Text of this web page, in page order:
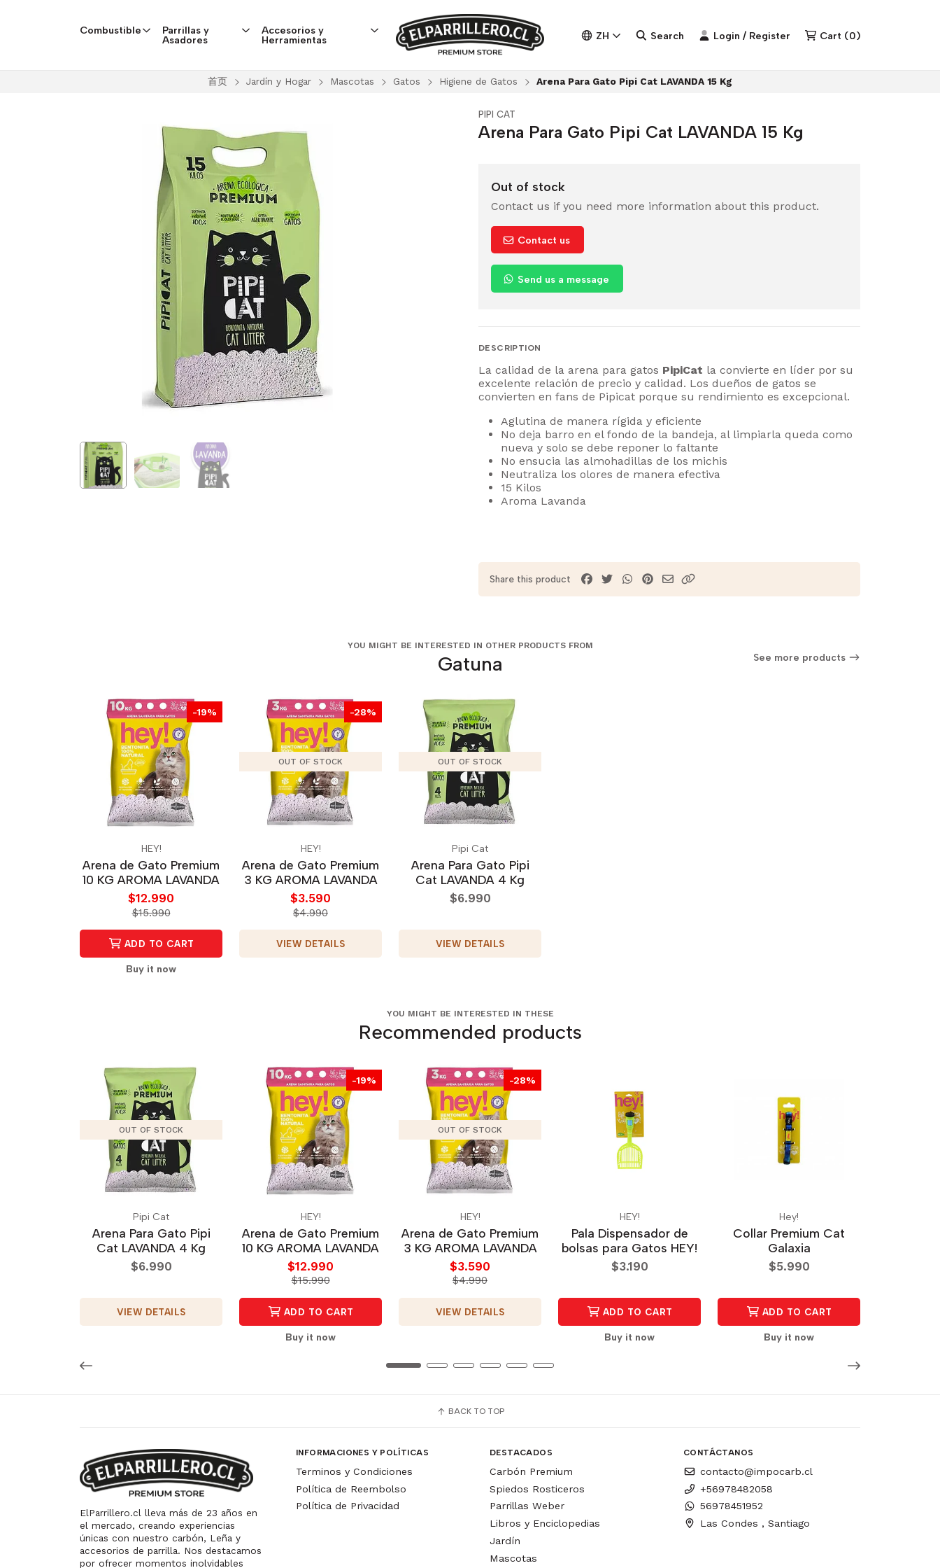
Combustible Parrillas y
Asadores
Accesorios y
Herramientas ZH Search Login / Register Cart (0)
首页 Jardín y Hogar Mascotas Gatos Higiene de Gatos Arena Para Gato Pipi Cat LAVANDA 15 Kg
PIPI CAT
Arena Para Gato Pipi Cat LAVANDA 15 Kg
Out of stock
Contact us if you need more information about this product.
Contact us
Send us a message
DESCRIPTION
La calidad de la arena para gatos PipiCat la convierte en líder por su
excelente relación de precio y calidad. Los dueños de gatos se
convierten en fans de Pipicat porque su rendimiento es excepcional.
Aglutina de manera rígida y eficiente
No deja barro en el fondo de la bandeja, al limpiarla queda como
nueva y solo se debe reponer lo faltante
No ensucia las almohadillas de los michis
Neutraliza los olores de manera efectiva
15 Kilos
Aroma Lavanda
Share this product
YOU MIGHT BE INTERESTED IN OTHER PRODUCTS FROM
Gatuna See more products
-19%
HEY!
Arena de Gato Premium
10 KG AROMA LAVANDA
$12.990
$15.990
ADD TO CART
Buy it now
-28%
OUT OF STOCK
HEY!
Arena de Gato Premium
3 KG AROMA LAVANDA
$3.590
$4.990
VIEW DETAILS
OUT OF STOCK
Pipi Cat
Arena Para Gato Pipi
Cat LAVANDA 4 Kg
$6.990
VIEW DETAILS
YOU MIGHT BE INTERESTED IN THESE
Recommended products
OUT OF STOCK
Pipi Cat
Arena Para Gato Pipi
Cat LAVANDA 4 Kg
$6.990
VIEW DETAILS
-19%
HEY!
Arena de Gato Premium
10 KG AROMA LAVANDA
$12.990
$15.990
ADD TO CART
Buy it now
-28%
OUT OF STOCK
HEY!
Arena de Gato Premium
3 KG AROMA LAVANDA
$3.590
$4.990
VIEW DETAILS
HEY!
Pala Dispensador de
bolsas para Gatos HEY!
$3.190
ADD TO CART
Buy it now
Hey!
Collar Premium Cat
Galaxia
$5.990
ADD TO CART
Buy it now
BACK TO TOP
ElParrillero.cl lleva más de 23 años en
el mercado, creando experiencias
únicas con nuestro carbón, Leña y
accesorios de parrilla. Nos destacamos
por ofrecer momentos inolvidables
INFORMACIONES Y POLÍTICAS
Terminos y Condiciones
Política de Reembolso
Política de Privacidad
DESTACADOS
Carbón Premium
Spiedos Rosticeros
Parrillas Weber
Libros y Enciclopedias
Jardín
Mascotas
CONTÁCTANOS
contacto@impocarb.cl
+56978482058
56978451952
Las Condes , Santiago